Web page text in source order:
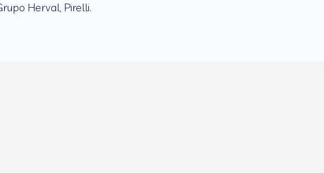
Herval, Pirelli.